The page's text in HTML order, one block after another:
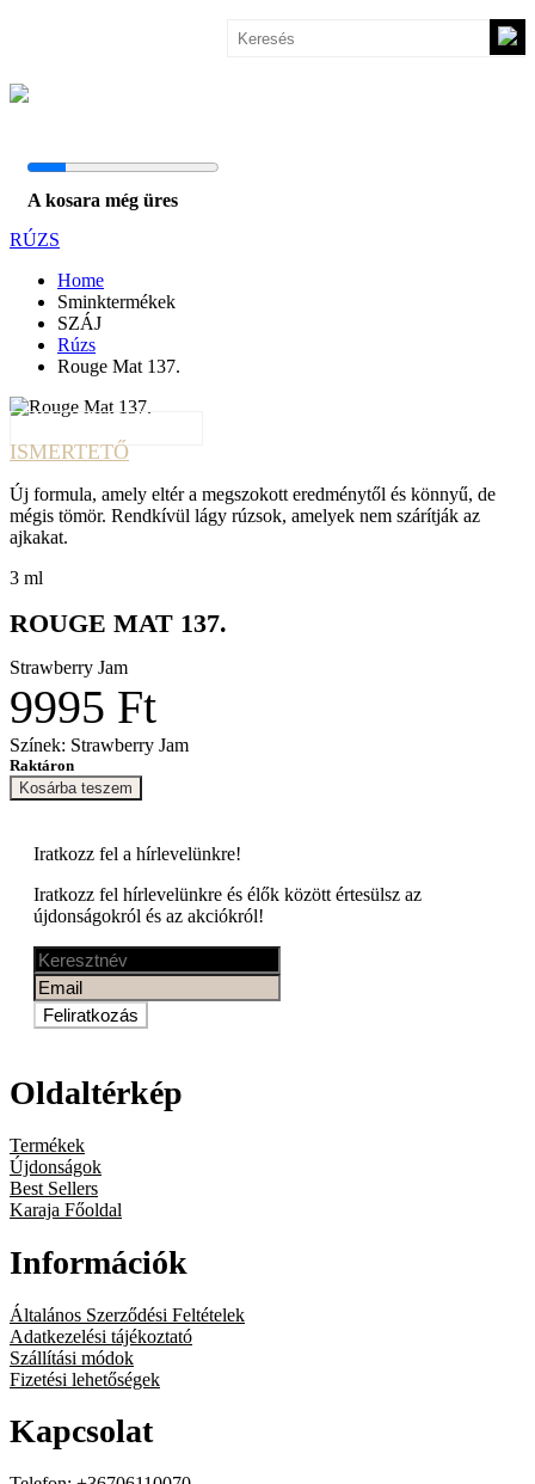
A kosara még üres
RÚZS
Home
Sminktermékek
SZÁJ
Rúzs
Rouge Mat 137.
ISMERTETŐ
Új formula, amely eltér a megszokott eredménytől és könnyű, de
mégis tömör. Rendkívül lágy rúzsok, amelyek nem szárítják az
ajkakat.
3 ml
ROUGE MAT 137.
Strawberry Jam
9995 Ft
Színek: Strawberry Jam
Raktáron
Kosárba teszem
Iratkozz fel a hírlevelünkre!
Iratkozz fel hírlevelünkre és élők között értesülsz az
újdonságokról és az akciókról!
Feliratkozás
Oldaltérkép
Termékek
Újdonságok
Best Sellers
Karaja Főoldal
Információk
Általános Szerződési Feltételek
Adatkezelési tájékoztató
Szállítási módok
Fizetési lehetőségek
Kapcsolat